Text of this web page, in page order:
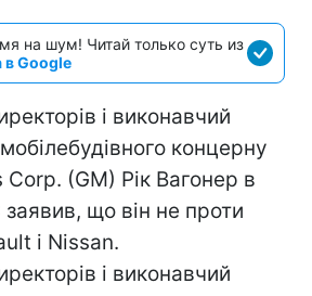
на шум! Читай только суть из
в Google
і виконавчий
концерну
(GM) Рік Вагонер в
заявив, що він не проти
і Nissan.
і виконавчий